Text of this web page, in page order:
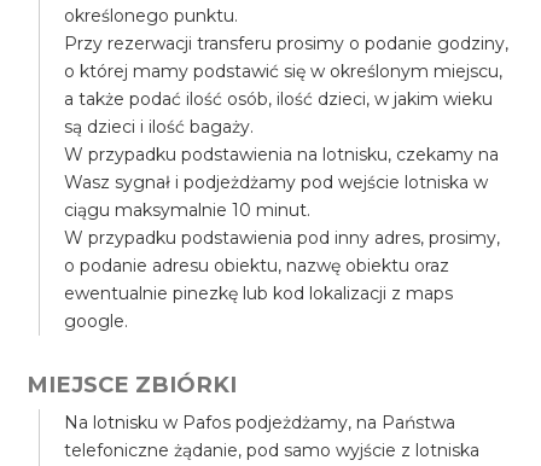
określonego punktu.
Przy rezerwacji transferu prosimy o podanie godziny,
o której mamy podstawić się w określonym miejscu,
a także podać ilość osób, ilość dzieci, w jakim wieku
są dzieci i ilość bagaży.
W przypadku podstawienia na lotnisku, czekamy na
Wasz sygnał i podjeżdżamy pod wejście lotniska w
ciągu maksymalnie 10 minut.
W przypadku podstawienia pod inny adres, prosimy,
o podanie adresu obiektu, nazwę obiektu oraz
ewentualnie pinezkę lub kod lokalizacji z maps
google.
MIEJSCE ZBIÓRKI
Na lotnisku w Pafos podjeżdżamy, na Państwa
telefoniczne żądanie, pod samo wyjście z lotniska